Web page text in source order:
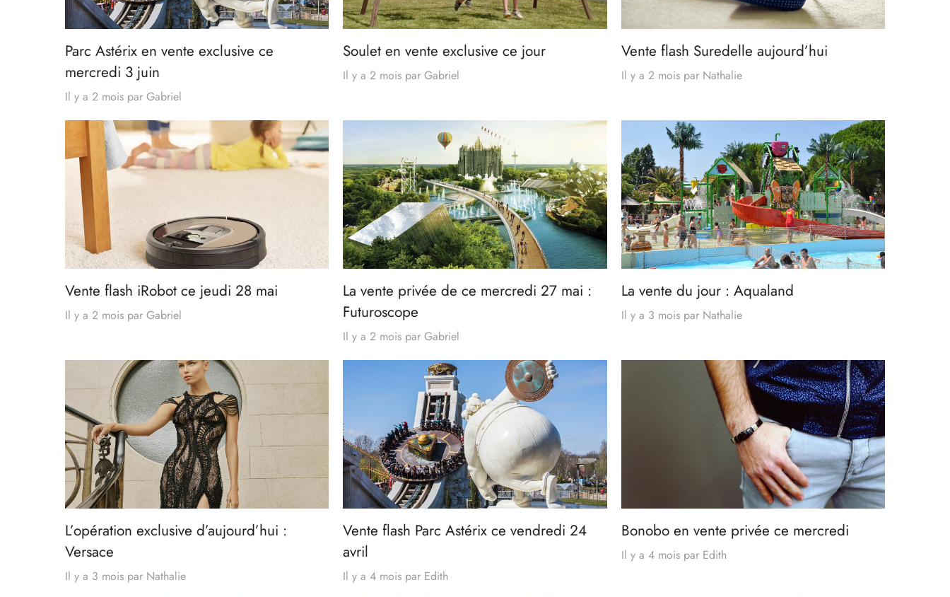
Parc Astérix en vente exclusive ce
mercredi 3 juin
Il y a 2 mois par Gabriel
Soulet en vente exclusive ce jour
Il y a 2 mois parGabriel
Vente flash Suredelle aujourd’hui
Il y a 2 mois par Nathalie
Vente flash iRobot ce jeudi 28 mai
Il y a 2 mois par Gabriel
La vente privée de ce mercredi 27 mai :
Futuroscope
Il y a 2 mois parGabriel
La vente du jour : Aqualand
Il y a 3 mois par Nathalie
L’opération exclusive d’aujourd’hui :
Versace
Il y a 3 mois par Nathalie
Vente flash Parc Astérix ce vendredi 24
avril
Il y a 4 mois par Edith
Bonobo en vente privée ce mercredi
Il y a 4 mois par Edith